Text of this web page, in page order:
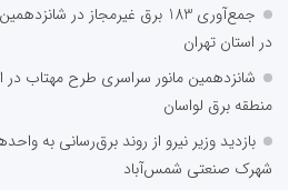
پایگاه اطلاع رسانی دریا و نفت
محمدعلی کرمعلی
جمع‌آوری 183 برق غیرمجاز در
در استان تهران
شانزدهمین مانور سراسری طرح مهتاب در
منطقه برق لواسان
بازدید وزیر نیرو از روند برق‌رسانی به
شهرک صنعتی شمس‌آباد